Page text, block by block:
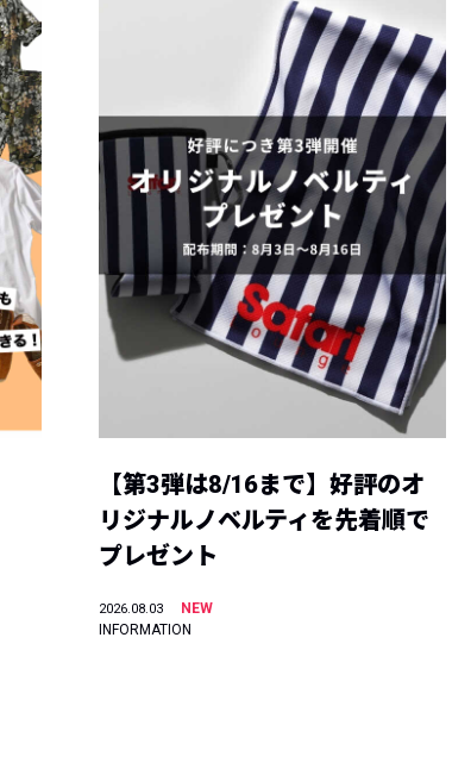
【第3弾は8/16まで】好評のオ
リジナルノベルティを先着順で
プレゼント
2026.08.03
NEW
INFORMATION